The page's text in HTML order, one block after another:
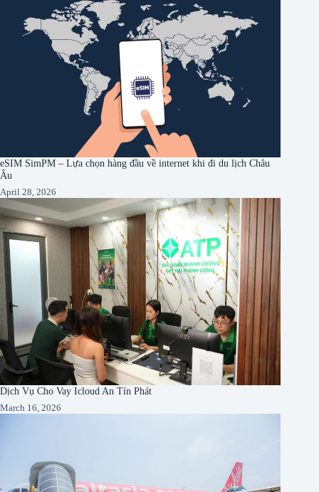
eSIM SimPM – Lựa chọn hàng đầu về internet khi đi du lịch Châu
Âu
April 28, 2026
Dịch Vụ Cho Vay Icloud An Tín Phát
March 16, 2026